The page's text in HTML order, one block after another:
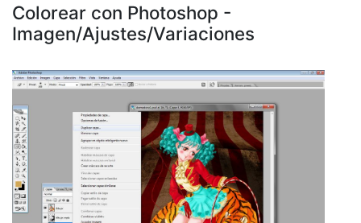
Colorear con Photoshop -
Imagen/Ajustes/Variaciones